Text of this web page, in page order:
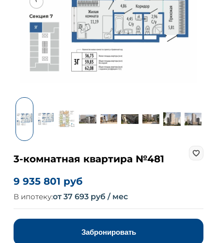
3-комнатная квартира №481
9 935 801 руб
В ипотеку:от 37 693 руб / мес
Забронировать